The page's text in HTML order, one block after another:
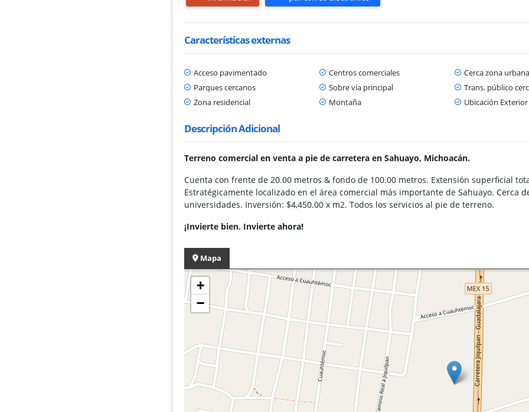
Características externas
Acceso pavimentado Centros comerciales Cerca zona urbana
Parques cercanos
Sobre vía principal Trans. público
Zona residencial
Montaña Ubicación Exterior
Descripción Adicional
Terreno comercial en venta a pie de carretera en Sahuayo, Michoacán.
Cuenta con frente de 20.00 metros & fondo de 100.00 metros. Extensión superficial
Estratégicamente localizado en el área comercial más importante de Sahuayo. Cerca
universidades. Inversión: $4,450.00 x m2. Todos los servicios al pie de terreno.
¡Invierte bien. Invierte ahora!
Mapa
+
−